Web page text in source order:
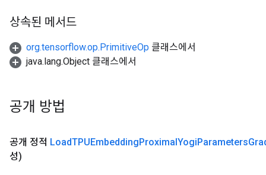
상속된 메서드
org.tensorflow.op.PrimitiveOp 클래스에서
java.lang.Object 클래스에서
공개 방법
공개 정적 LoadTPUEmbeddingProximalYogiParameters
성)